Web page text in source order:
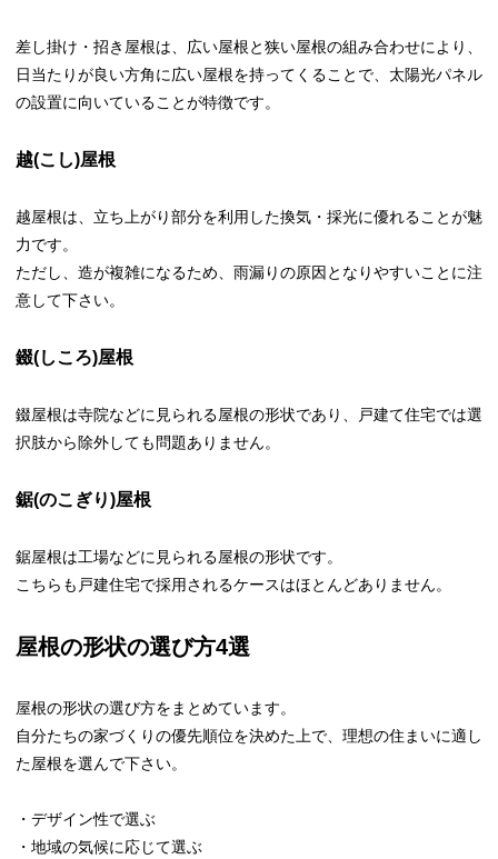
差し掛け・招き屋根は、広い屋根と狭い屋根の組み合わせにより、
日当たりが良い方角に広い屋根を持ってくることで、太陽光パネル
の設置に向いていることが特徴です。
越(こし)屋根
越屋根は、立ち上がり部分を利用した換気・採光に優れることが魅
力です。
ただし、造が複雑になるため、雨漏りの原因となりやすいことに注
意して下さい。
錣(しころ)屋根
錣屋根は寺院などに見られる屋根の形状であり、戸建て住宅では選
択肢から除外しても問題ありません。
鋸(のこぎり)屋根
鋸屋根は工場などに見られる屋根の形状です。
こちらも戸建住宅で採用されるケースはほとんどありません。
屋根の形状の選び方4選
屋根の形状の選び方をまとめています。
自分たちの家づくりの優先順位を決めた上で、理想の住まいに適し
た屋根を選んで下さい。
・デザイン性で選ぶ
・地域の気候に応じて選ぶ